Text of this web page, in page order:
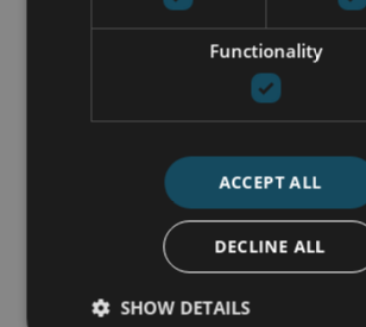
Primera linea de playa
Servicio de seguridad 24h
Terraza cubierta
Vistas al jardín
Vistas al mar
Functionality
ACCEPT ALL
DECLINE ALL
SHOW DETAILS